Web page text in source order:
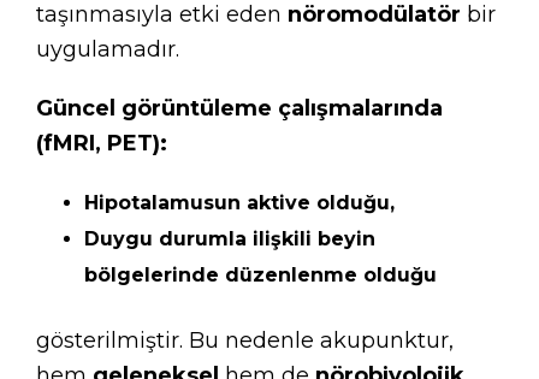
taşınmasıyla etki eden nöromodülatör bir
uygulamadır.
Güncel görüntüleme çalışmalarında
(fMRI, PET):
Hipotalamusun aktive olduğu,
Duygu durumla ilişkili beyin
bölgelerinde düzenlenme olduğu
gösterilmiştir. Bu nedenle akupunktur,